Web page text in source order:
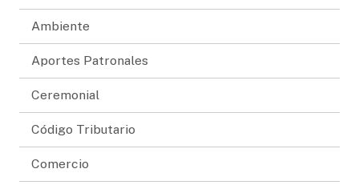
Ambiente
Aportes Patronales
Ceremonial
Código Tributario
Comercio